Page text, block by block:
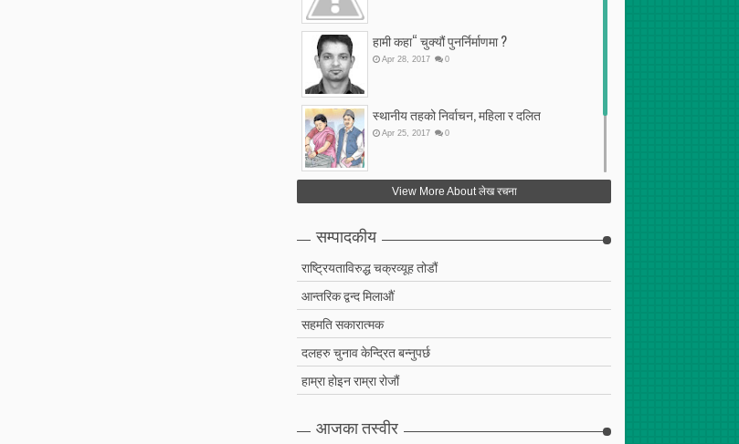
हामी कहा“ चुक्यौं पुनर्निर्माणमा ?
Apr 28 2017 0
स्थानीय तहको निर्वाचन, महिला र दलित
Apr 25 2017 0
फेरि अर्को गलत सहमति
View More About लेख रचना
सम्पादकीय
राष्ट्रियताविरुद्ध चक्रव्यूह तोडौं
आन्तरिक द्वन्द मिलाऔं
सहमति सकारात्मक
दलहरु चुनाव केन्द्रित बन्नुपर्छ
हाम्रा होइन राम्रा रोजौं
आजका तस्वीर